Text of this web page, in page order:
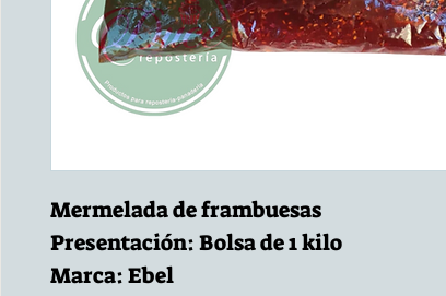
Mermelada de frambuesas
Presentación: Bolsa de 1 kilo
Marca: Ebel